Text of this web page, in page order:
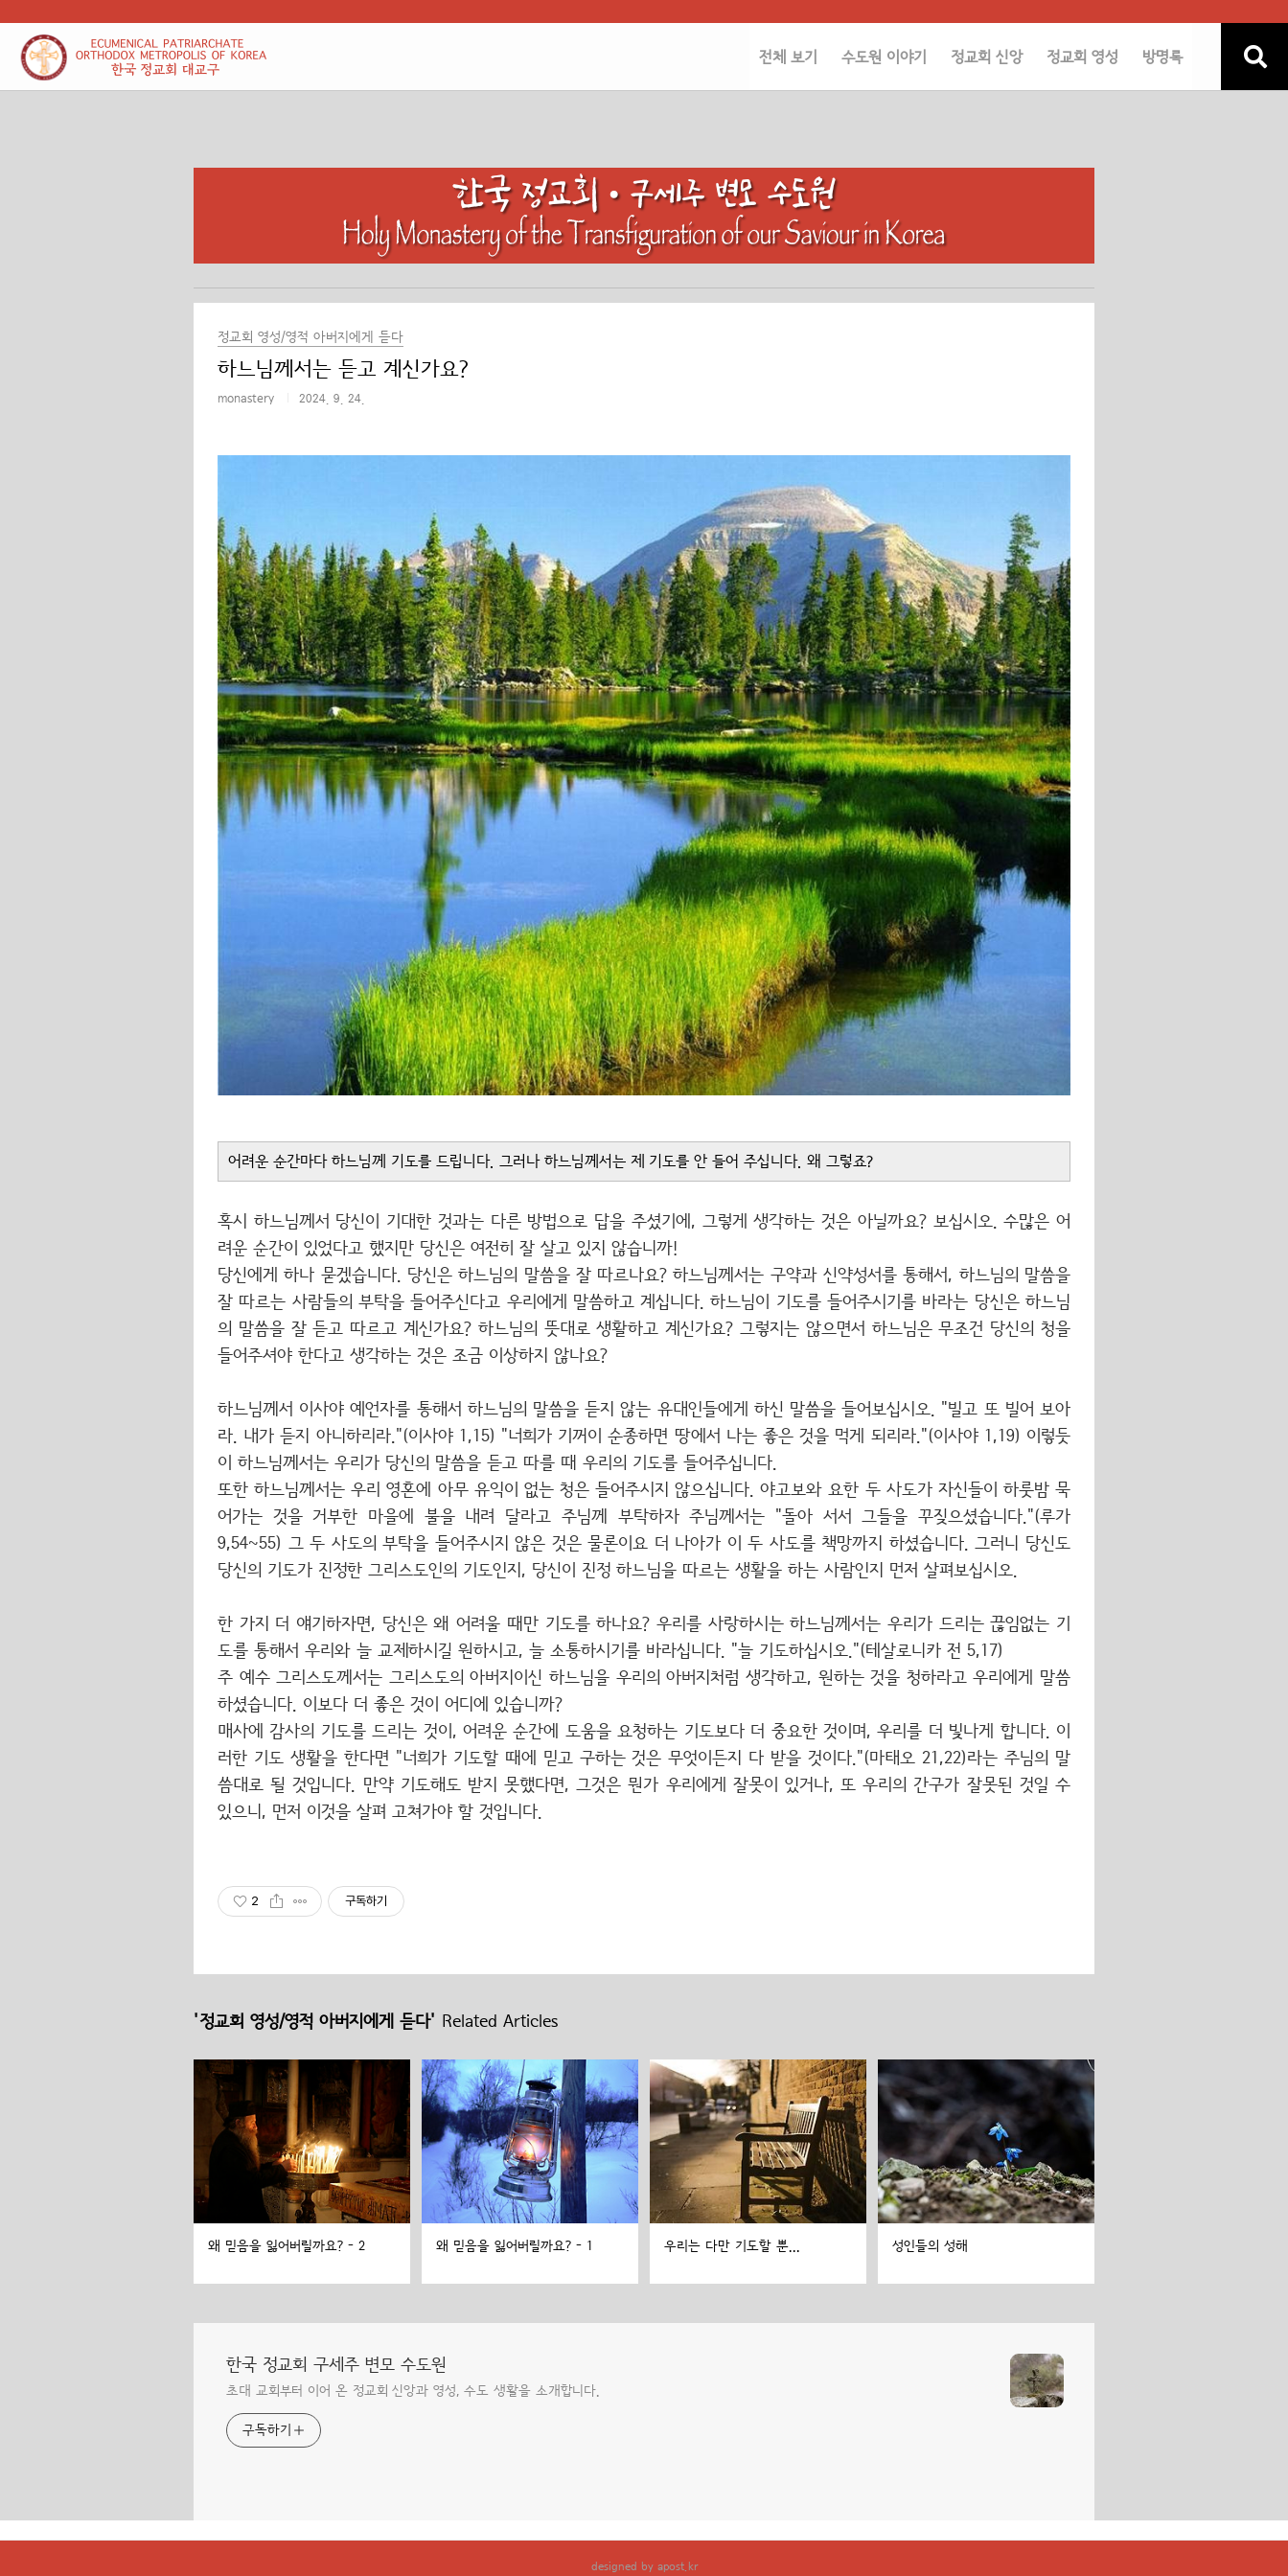
전체 보기 수도원 이야기 정교회 신앙 정교회 영성 방명록
정교회 영성/영적 아버지에게 듣다
하느님께서는 듣고 계신가요?
monastery 2024. 9. 24.
어려운 순간마다 하느님께 기도를 드립니다. 그러나 하느님께서는 제 기도를 안 들어 주십니다. 왜 그렇죠?
혹시 하느님께서 당신이 기대한 것과는 다른 방법으로 답을 주셨기에, 그렇게 생각하는 것은 아닐까요? 보십시오. 수많은 어
려운 순간이 있었다고 했지만 당신은 여전히 잘 살고 있지 않습니까!
당신에게 하나 묻겠습니다. 당신은 하느님의 말씀을 잘 따르나요? 하느님께서는 구약과 신약성서를 통해서, 하느님의 말씀을
잘 따르는 사람들의 부탁을 들어주신다고 우리에게 말씀하고 계십니다. 하느님이 기도를 들어주시기를 바라는 당신은 하느님
의 말씀을 잘 듣고 따르고 계신가요? 하느님의 뜻대로 생활하고 계신가요? 그렇지는 않으면서 하느님은 무조건 당신의 청을
들어주셔야 한다고 생각하는 것은 조금 이상하지 않나요?
하느님께서 이사야 예언자를 통해서 하느님의 말씀을 듣지 않는 유대인들에게 하신 말씀을 들어보십시오. "빌고 또 빌어 보아
라. 내가 듣지 아니하리라."(이사야 1,15) "너희가 기꺼이 순종하면 땅에서 나는 좋은 것을 먹게 되리라."(이사야 1,19) 이렇듯
이 하느님께서는 우리가 당신의 말씀을 듣고 따를 때 우리의 기도를 들어주십니다.
또한 하느님께서는 우리 영혼에 아무 유익이 없는 청은 들어주시지 않으십니다. 야고보와 요한 두 사도가 자신들이 하룻밤 묵
어가는 것을 거부한 마을에 불을 내려 달라고 주님께 부탁하자 주님께서는 "돌아 서서 그들을 꾸짖으셨습니다."(루가
9,54~55) 그 두 사도의 부탁을 들어주시지 않은 것은 물론이요 더 나아가 이 두 사도를 책망까지 하셨습니다. 그러니 당신도
당신의 기도가 진정한 그리스도인의 기도인지, 당신이 진정 하느님을 따르는 생활을 하는 사람인지 먼저 살펴보십시오.
한 가지 더 얘기하자면, 당신은 왜 어려울 때만 기도를 하나요? 우리를 사랑하시는 하느님께서는 우리가 드리는 끊임없는 기
도를 통해서 우리와 늘 교제하시길 원하시고, 늘 소통하시기를 바라십니다. "늘 기도하십시오."(테살로니카 전 5,17)
주 예수 그리스도께서는 그리스도의 아버지이신 하느님을 우리의 아버지처럼 생각하고, 원하는 것을 청하라고 우리에게 말씀
하셨습니다. 이보다 더 좋은 것이 어디에 있습니까?
매사에 감사의 기도를 드리는 것이, 어려운 순간에 도움을 요청하는 기도보다 더 중요한 것이며, 우리를 더 빛나게 합니다. 이
러한 기도 생활을 한다면 "너희가 기도할 때에 믿고 구하는 것은 무엇이든지 다 받을 것이다."(마태오 21,22)라는 주님의 말
씀대로 될 것입니다. 만약 기도해도 받지 못했다면, 그것은 뭔가 우리에게 잘못이 있거나, 또 우리의 간구가 잘못된 것일 수
있으니, 먼저 이것을 살펴 고쳐가야 할 것입니다.
2 구독하기
'정교회 영성/영적 아버지에게 듣다' Related Articles
왜 믿음을 잃어버릴까요? - 2 왜 믿음을 잃어버릴까요? - 1 우리는 다만 기도할 뿐... 성인들의 성해
한국 정교회 구세주 변모 수도원
초대 교회부터 이어 온 정교회 신앙과 영성, 수도 생활을 소개합니다.
구독하기
designed by apost.kr